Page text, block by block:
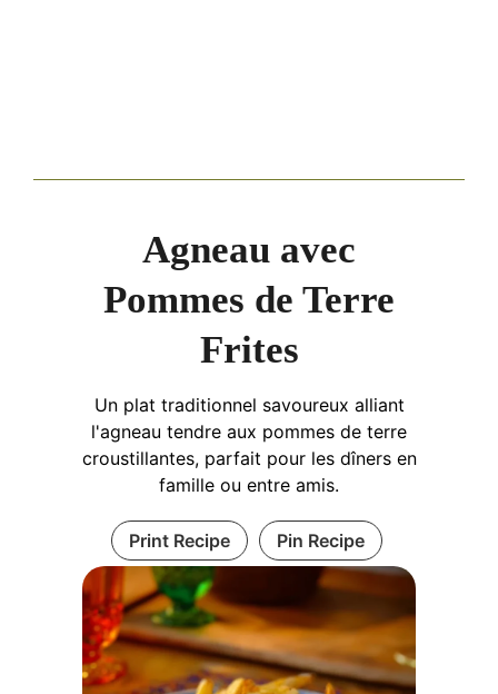
Agneau avec
Pommes de Terre
Frites
Un plat traditionnel savoureux alliant
l'agneau tendre aux pommes de terre
croustillantes, parfait pour les dîners en
famille ou entre amis.
Print Recipe Pin Recipe